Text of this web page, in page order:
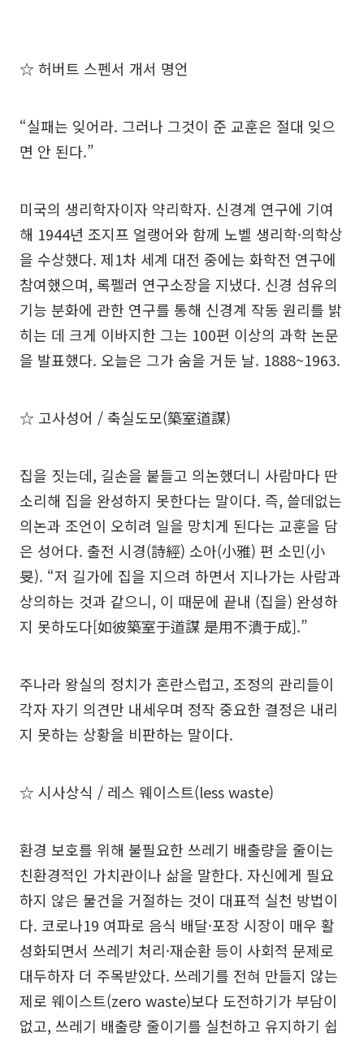
☆ 허버트 스펜서 개서 명언
“실패는 잊어라. 그러나 그것이 준 교훈은 절대 잊으
면 안 된다.”
미국의 생리학자이자 약리학자. 신경계 연구에 기여
해 1944년 조지프 얼랭어와 함께 노벨 생리학·의학상
을 수상했다. 제1차 세계 대전 중에는 화학전 연구에
참여했으며, 록펠러 연구소장을 지냈다. 신경 섬유의
기능 분화에 관한 연구를 통해 신경계 작동 원리를 밝
히는 데 크게 이바지한 그는 100편 이상의 과학 논문
을 발표했다. 오늘은 그가 숨을 거둔 날. 1888~1963.
☆ 고사성어 / 축실도모(築室道謀)
집을 짓는데, 길손을 붙들고 의논했더니 사람마다 딴
소리해 집을 완성하지 못한다는 말이다. 즉, 쓸데없는
의논과 조언이 오히려 일을 망치게 된다는 교훈을 담
은 성어다. 출전 시경(詩經) 소아(小雅) 편 소민(小
旻). “저 길가에 집을 지으려 하면서 지나가는 사람과
상의하는 것과 같으니, 이 때문에 끝내 (집을) 완성하
지 못하도다[如彼築室于道謀 是用不潰于成].”
주나라 왕실의 정치가 혼란스럽고, 조정의 관리들이
각자 자기 의견만 내세우며 정작 중요한 결정은 내리
지 못하는 상황을 비판하는 말이다.
☆ 시사상식 / 레스 웨이스트(less waste)
환경 보호를 위해 불필요한 쓰레기 배출량을 줄이는
친환경적인 가치관이나 삶을 말한다. 자신에게 필요
하지 않은 물건을 거절하는 것이 대표적 실천 방법이
다. 코로나19 여파로 음식 배달·포장 시장이 매우 활
성화되면서 쓰레기 처리·재순환 등이 사회적 문제로
대두하자 더 주목받았다. 쓰레기를 전혀 만들지 않는
제로 웨이스트(zero waste)보다 도전하기가 부담이
없고, 쓰레기 배출량 줄이기를 실천하고 유지하기 쉽